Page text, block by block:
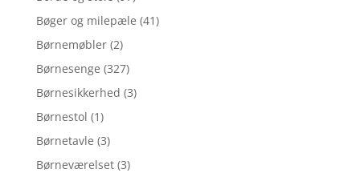
Bøger og milepæle (41)
Børnemøbler (2)
Børnesenge (327)
Børnesikkerhed (3)
Børnestol (1)
Børnetavle (3)
Børneværelset (3)